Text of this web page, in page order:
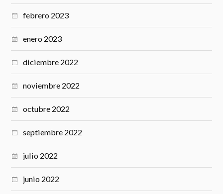
febrero 2023
enero 2023
diciembre 2022
noviembre 2022
octubre 2022
septiembre 2022
julio 2022
junio 2022